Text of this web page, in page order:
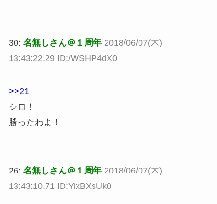
30: 名無しさん＠１周年 2018/06/07(木)
13:43:22.29 ID:/WSHP4dX0
>>21
シロ！
勝ったわよ！
26: 名無しさん＠１周年 2018/06/07(木)
13:43:10.71 ID:YixBXsUk0